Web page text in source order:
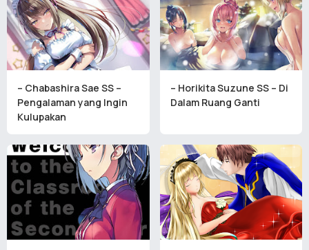
– Chabashira Sae SS –
Pengalaman yang Ingin
Kulupakan
– Horikita Suzune SS – Di
Dalam Ruang Ganti